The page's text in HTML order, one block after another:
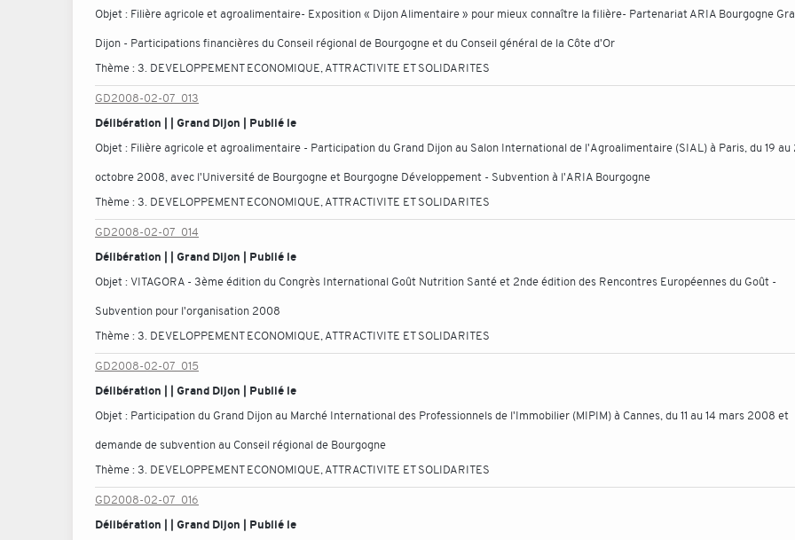
Objet : Filière agricole et agroalimentaire- Exposition « Dijon Alimentaire » pour mieux connaître la filière- Partenariat ARIA Bourgogne
Dijon - Participations financières du Conseil régional de Bourgogne et du Conseil général de la Côte d'Or
Thème :3. DEVELOPPEMENT ECONOMIQUE, ATTRACTIVITE ET SOLIDARITES
GD2008-02-07_013
Délibération | | Grand Dijon | Publié le
Objet : Filière agricole et agroalimentaire - Participation du Grand Dijon au Salon International de l'Agroalimentaire (SIAL) à Paris, du 19 au
octobre 2008, avec l'Université de Bourgogne et Bourgogne Développement - Subvention à l'ARIA Bourgogne
Thème :3. DEVELOPPEMENT ECONOMIQUE, ATTRACTIVITE ET SOLIDARITES
GD2008-02-07_014
Délibération | | Grand Dijon | Publié le
Objet :VITAGORA - 3ème édition du Congrès International Goût Nutrition Santé et 2nde édition des Rencontres Européennes du Goût -
Subvention pour l'organisation 2008
Thème :3. DEVELOPPEMENT ECONOMIQUE, ATTRACTIVITE ET SOLIDARITES
GD2008-02-07_015
Délibération | | Grand Dijon | Publié le
Objet : Participation du Grand Dijon au Marché International des Professionnels de l'Immobilier (MIPIM) à Cannes, du 11 au 14 mars 2008 et
demande de subvention au Conseil régional de Bourgogne
Thème :3. DEVELOPPEMENT ECONOMIQUE, ATTRACTIVITE ET SOLIDARITES
GD2008-02-07_016
Délibération | | Grand Dijon | Publié le